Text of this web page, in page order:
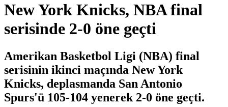
New York Knicks, NBA final
serisinde 2-0 öne geçti
Amerikan Basketbol Ligi (NBA) final
serisinin ikinci maçında New York
Knicks, deplasmanda San Antonio
Spurs'ü 105-104 yenerek 2-0 öne geçti.